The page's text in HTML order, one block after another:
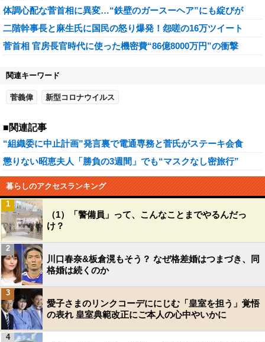
体調心配な菅首相に異変…“鉄壁のガースーヘア”にも綻びが
二階幹事長と麻生氏に国民の怒り爆発！怨嗟の16万ツイート
菅首相 官房長官時代に使った機密費“86億8000万円”の衝撃
関連キーワード
菅義偉 新型コロナウイルス
■関連記事
“組織委に中止計画”発言裏で電通専務と菅氏がステーキ会食
懲りない昭恵夫人「勝負の3週間」でも“マスクなし密旅行”
暮らしのアクセスランキング
（1）「警備員」って、こんなことまでやるんだっ
け？
1
川口春奈&板倉滉もそう？ なぜ格差婚はつまづき、同
格婚は続くのか
2
愛子さまのリンクコーデににじむ「皇室を担う」覚悟
の表れ 皇室典範改正にご本人の心中やいかに
3
4